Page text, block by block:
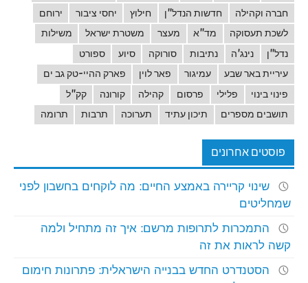
חברה וקהילה
חדשות הנדל"ן חילוץ יחסי ציבור
ירוחם
לשכת תעסוקה
מד"א מעצר משטרת ישראל
משילות
נדל"ן
נינג'ה נתיבות סורוקה סיוע
ספורט
עיריית באר שבע
עמיגור פאר לוין
פארק ההיי-טק גב ים
פינוי בינוי
פלילי פרסום קהילה קורונה
קק"ל
תושבים מספרים
תיכון עתיד תערוכה תרבות תרומה
פוסטים אחרונים
שינוי קריירה באמצע החיים: מה לוקחים בחשבון לפני
שמחליטים
התמכרות לתרופות מרשם: איך זה מתחיל ולמה
קשה לראות את זה
הסטנדרט החדש בבנייה הישראלית: פתרונות חימום